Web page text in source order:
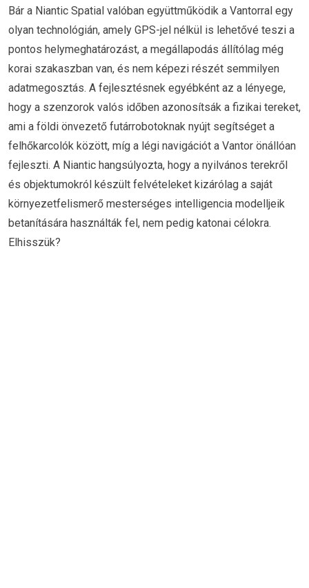
Bár a Niantic Spatial valóban együttműködik a Vantorral egy
olyan technológián, amely GPS-jel nélkül is lehetővé teszi a
pontos helymeghatározást, a megállapodás állítólag még
korai szakaszban van, és nem képezi részét semmilyen
adatmegosztás. A fejlesztésnek egyébként az a lényege,
hogy a szenzorok valós időben azonosítsák a fizikai tereket,
ami a földi önvezető futárrobotoknak nyújt segítséget a
felhőkarcolók között, míg a légi navigációt a Vantor önállóan
fejleszti. A Niantic hangsúlyozta, hogy a nyilvános terekről
és objektumokról készült felvételeket kizárólag a saját
környezetfelismerő mesterséges intelligencia modelljeik
betanítására használták fel, nem pedig katonai célokra.
Elhisszük?